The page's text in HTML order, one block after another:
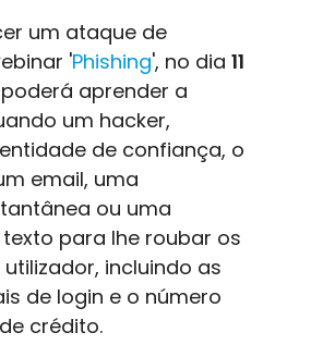
um ataque de
'Phishing', no dia 11
poderá aprender a
um hacker,
de confiança, o
email, uma
ou uma
para lhe roubar os
incluindo as
de login e o número
crédito.